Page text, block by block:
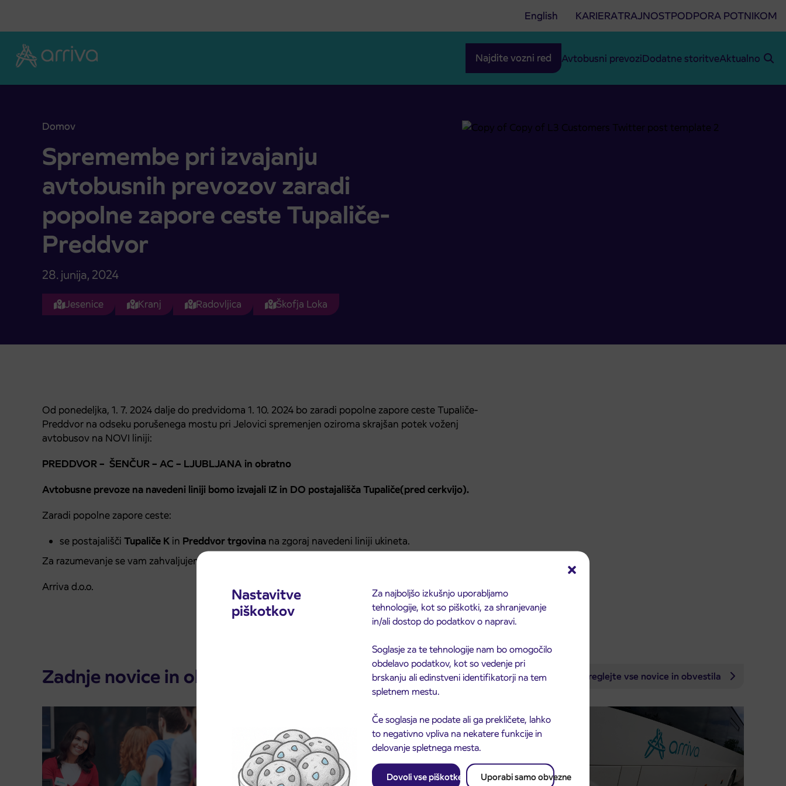
Nastavitve
piškotkov
Za najboljšo izkušnjo uporabljamo
tehnologije, kot so piškotki, za shranjevanje
in/ali dostop do podatkov o napravi.
Soglasje za te tehnologije nam bo omogočilo
obdelavo podatkov, kot so vedenje pri
brskanju ali edinstveni identifikatorji na tem
spletnem mestu.
Če soglasja ne podate ali ga prekličete, lahko
to negativno vpliva na nekatere funkcije in
delovanje spletnega mesta.
Dovoli vse piškotke Uporabi samo obvezne
English KARIERATRAJNOSTPODPORA POTNIKOM
Najdite vozni red Avtobusni prevoziDodatne storitveAktualno
Domov
Spremembe pri izvajanju avtobusnih prevozov zaradi popolne zapore ceste Tupaliče-Preddvor
Spremembe pri izvajanju
avtobusnih prevozov zaradi
popolne zapore ceste Tupaliče-
Preddvor
28. junija, 2024
Jesenice Kranj Radovljica Škofja Loka
Od ponedeljka, 1. 7. 2024 dalje do predvidoma 1. 10. 2024 bo zaradi popolne zapore ceste Tupaliče-
Preddvor na odseku porušenega mostu pri Jelovici spremenjen oziroma skrajšan potek voženj
avtobusov na NOVI liniji:
PREDDVOR – ŠENČUR – AC – LJUBLJANA in obratno
Avtobusne prevoze na navedeni liniji bomo izvajali IZ in DO postajališča Tupaliče(pred cerkvijo).
Zaradi popolne zapore ceste:
se postajališči Tupaliče K in Preddvor trgovina na zgoraj navedeni liniji ukineta.
Za razumevanje se vam zahvaljujemo.
Arriva d.o.o.
Zadnje novice in obvestila Preglejte vse novice in obvestila